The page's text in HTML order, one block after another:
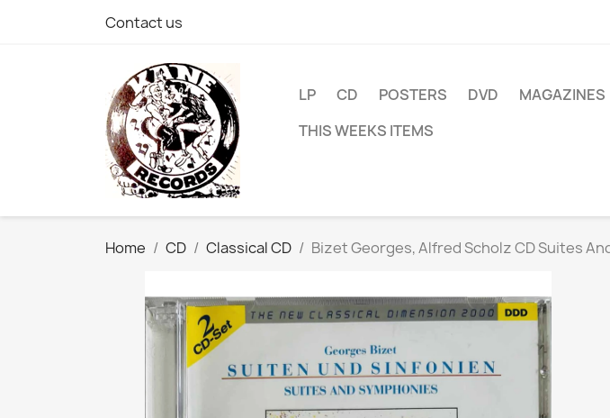
Contact us
LP CD POSTERS DVD MAGAZINES
THIS WEEKS ITEMS
Home CD Classical CD Bizet Georges, Alfred Scholz CD Suites